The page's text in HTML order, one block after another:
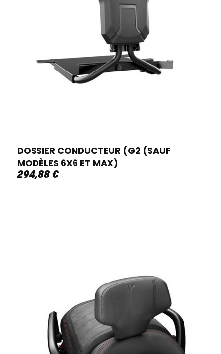
DOSSIER CONDUCTEUR (G2 (SAUF
MODÈLES 6X6 ET MAX)
294,88 €